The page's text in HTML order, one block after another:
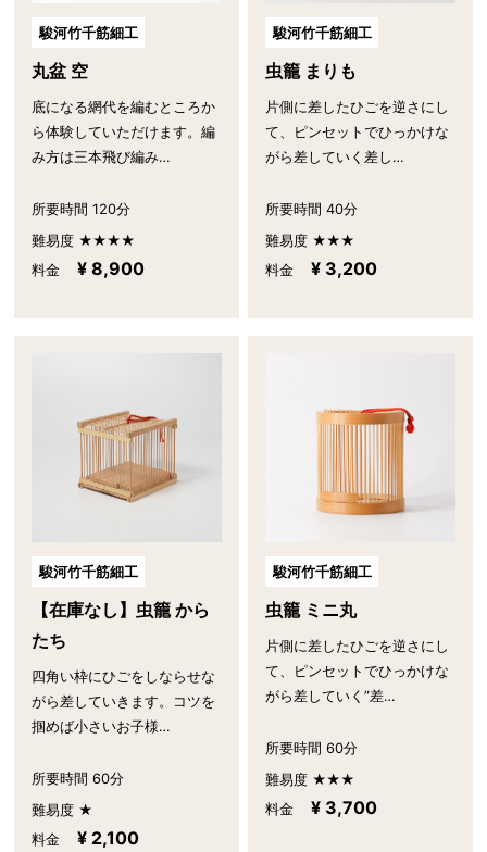
駿河竹千筋細工
丸盆 空
底になる網代を編むところか
ら体験していただけます。編
み方は三本飛び編み…
所要時間 120分
難易度 ★★★★
料金
¥ 8,900
駿河竹千筋細工
虫籠 まりも
片側に差したひごを逆さにし
て、ピンセットでひっかけな
がら差していく差し…
所要時間 40分
難易度 ★★★
料金
¥ 3,200
駿河竹千筋細工
【在庫なし】虫籠 から
たち
四角い枠にひごをしならせな
がら差していきます。コツを
掴めば小さいお子様…
所要時間 60分
難易度 ★
料金
¥ 2,100
駿河竹千筋細工
虫籠 ミニ丸
片側に差したひごを逆さにし
て、ピンセットでひっかけな
がら差していく”差…
所要時間 60分
難易度 ★★★
料金
¥ 3,700